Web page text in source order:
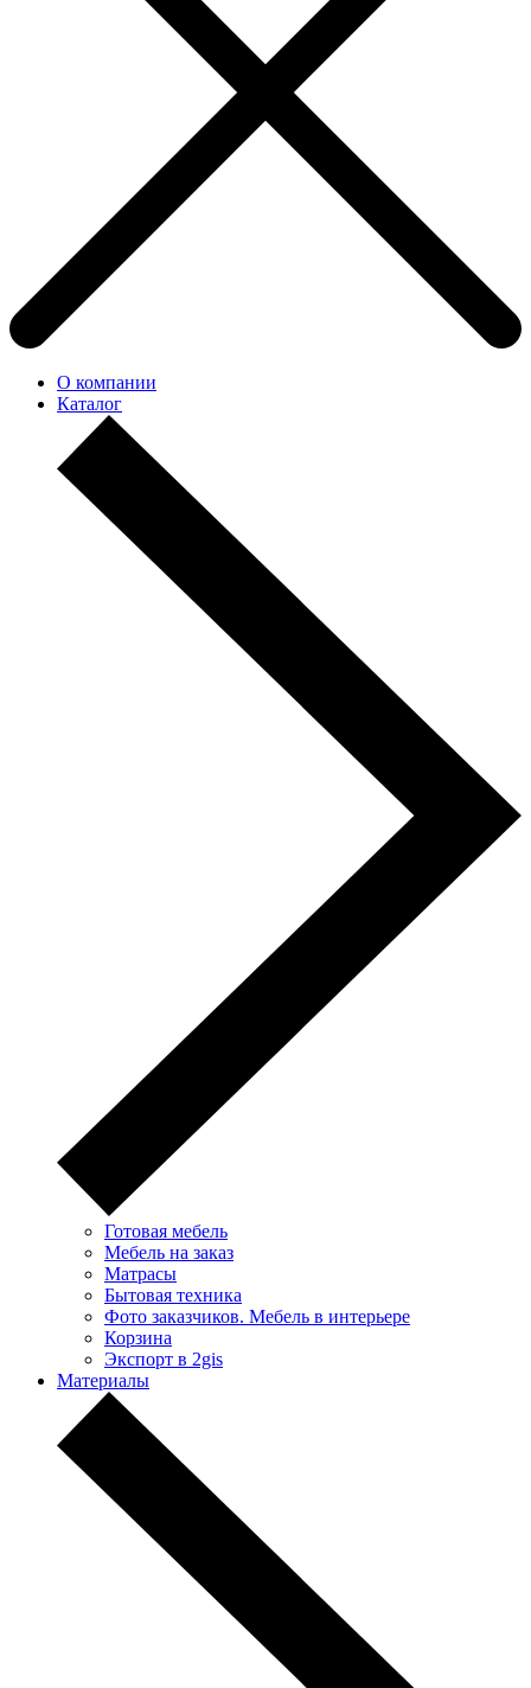
О компании
Каталог
Готовая мебель
Мебель на заказ
Матрасы
Бытовая техника
Фото заказчиков. Мебель в интерьере
Корзина
Экспорт в 2gis
Материалы